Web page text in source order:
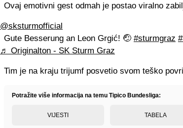
Ovaj emotivni gest odmah je postao viralno
@sksturmofficial
Gute Besserung an Leon Grgić! 🤕 #sturmgraz
♬ Originalton - SK Sturm Graz
Tim je na kraju trijumf posvetio svom teško
Potražite više informacija na temu Tipico Bundesliga:
VIJESTI TABELA